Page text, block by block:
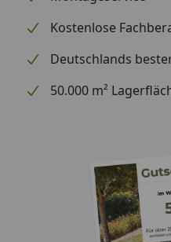
Kostenlose
Deutschlands
50.000 m²